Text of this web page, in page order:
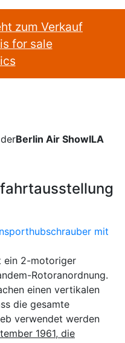
zum Verkauf
for sale
Berlin Air ShowILA
ein 2-motoriger
Rotoranordnung.
einen vertikalen
die gesamte
verwendet werden
1961, die